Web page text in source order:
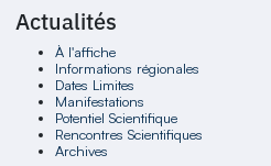
Actualités
À l'affiche
Informations régionales
Dates Limites
Manifestations
Potentiel Scientifique
Rencontres Scientifiques
Archives